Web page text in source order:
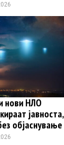
нови НЛО
јавноста,
објаснување